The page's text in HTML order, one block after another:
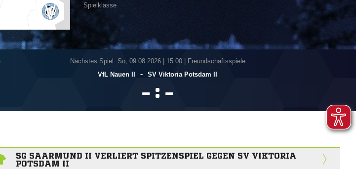
Spielklasse
Nächstes Spiel: So, 09.08.2026| 15:00 | Freundschaftsspiele
VfL Nauen II
- SV Viktoria Potsdam II
 : 
SG SAARMUND II VERLIERT SPITZENSPIEL GEGEN SV VIKTORIA
POTSDAM II